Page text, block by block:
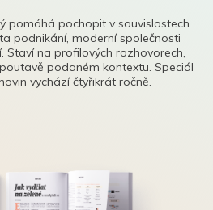
pomáhá pochopit v souvislostech
podnikání, moderní společnosti
Staví na profilových rozhovorech,
podaném kontextu. Speciál
vychází čtyřikrát ročně.